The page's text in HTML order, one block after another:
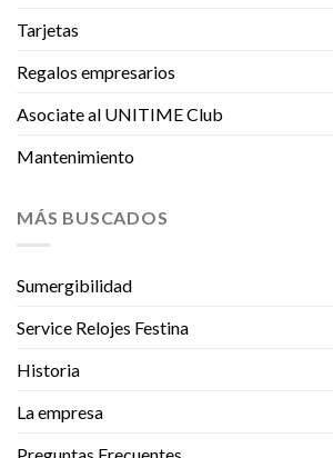
Tarjetas
Regalos empresarios
Asociate al UNITIME Club
Mantenimiento
MÁS BUSCADOS
Sumergibilidad
Service Relojes Festina
Historia
La empresa
Preguntas Frecuentes